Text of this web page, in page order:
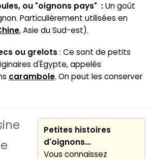
ou "oignons pays" :Un goût
Particulièrement utilisées en
, Asie du Sud-est).
ou grelots : Ce sont de petits
d'Égypte, appelés
carambole. On peut les conserver
Petites histoires
d'oignons...
Vous connaissez